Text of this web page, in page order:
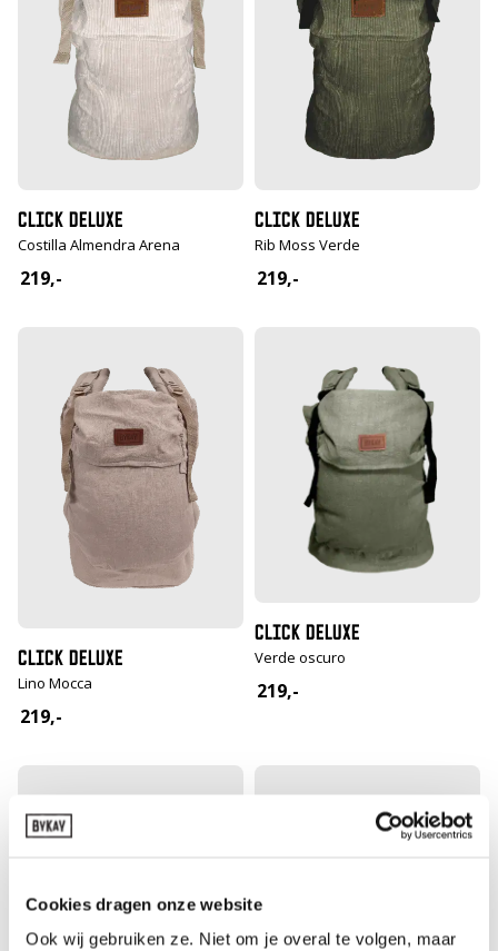
Cookies dragen onze website
Ook wij gebruiken ze. Niet om je overal te volgen, maar
CLICK DELUXE
Costilla Almendra Arena
219,-
CLICK DELUXE
Rib Moss Verde
219,-
CLICK DELUXE
Lino Mocca
219,-
CLICK DELUXE
Verde oscuro
219,-